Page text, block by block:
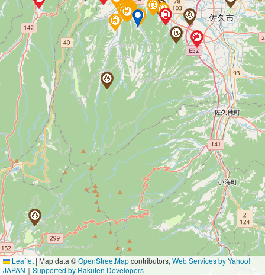
Leaflet | Map data ©OpenStreetMapcontributors, Web Services by Yahoo!
JAPAN ｜ Supported by Rakuten Developers